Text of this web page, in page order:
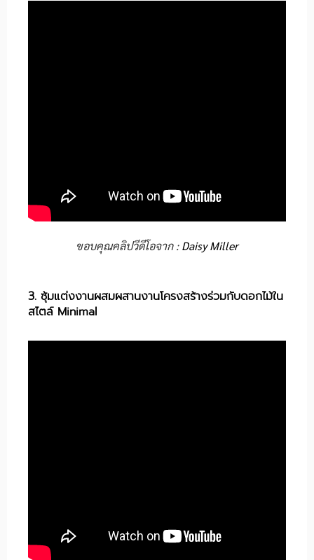
ขอบคุณคลิปวีดีโอจาก :Daisy Miller
3. ซุ้มแต่งงานผสมผสานงานโครงสร้างร่วมกับดอกไม้ใน
สไตล์ Minimal